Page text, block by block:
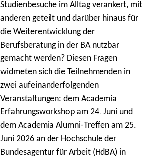
Studienbesuche im Alltag verankert, mit
anderen geteilt und darüber hinaus für
die Weiterentwicklung der
Berufsberatung in der BA nutzbar
gemacht werden? Diesen Fragen
widmeten sich die Teilnehmenden in
zwei aufeinanderfolgenden
Veranstaltungen: dem Academia
Erfahrungsworkshop am 24. Juni und
dem Academia Alumni-Treffen am 25.
Juni 2026 an der Hochschule der
Bundesagentur für Arbeit (HdBA) in